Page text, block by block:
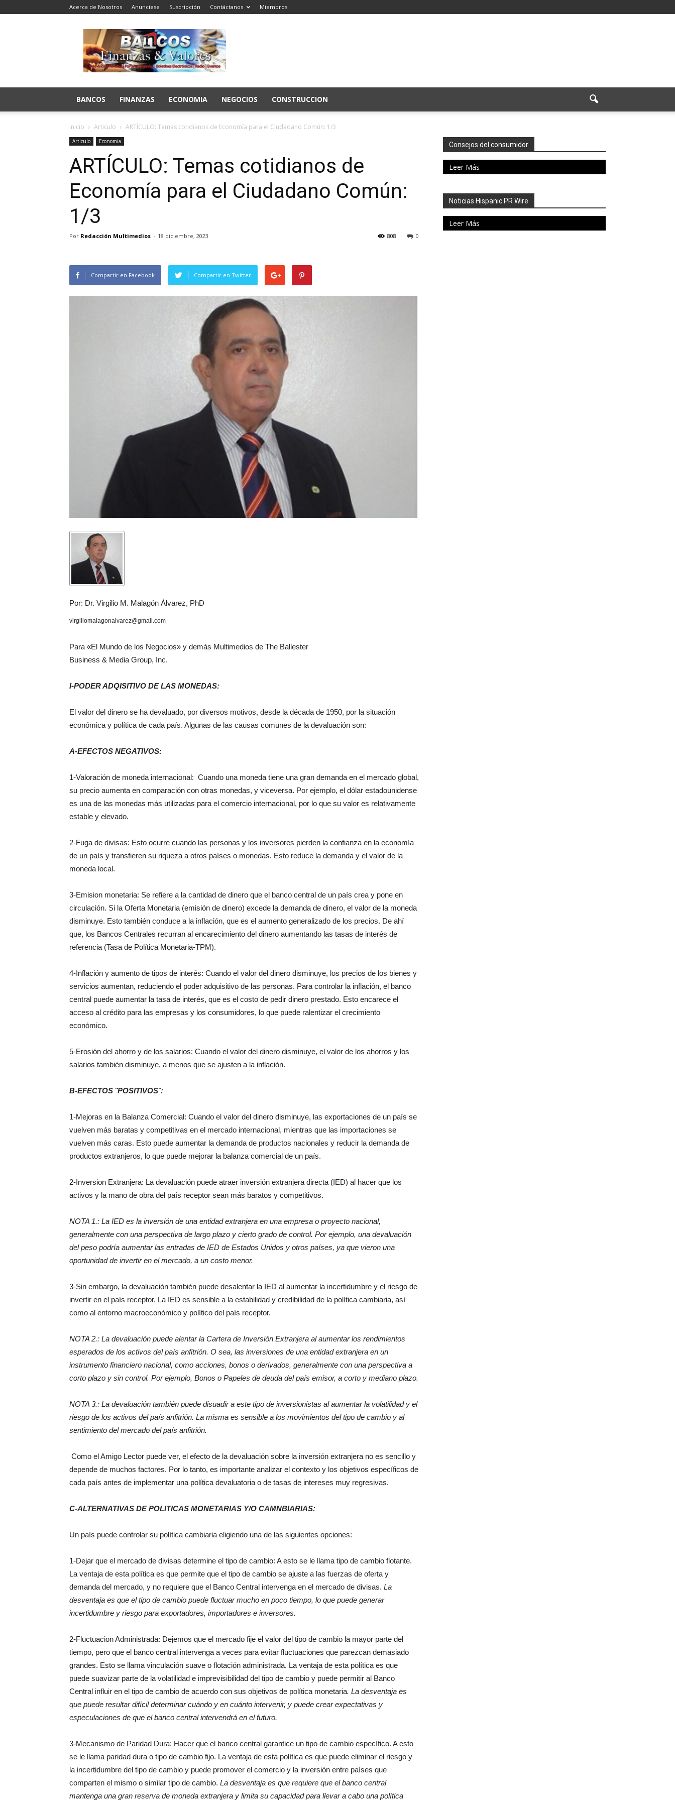
Acerca de Nosotros Anunciese Suscripción Contáctanos Miembros
Bancos
Finanzas
y
Valores
BANCOS FINANZAS ECONOMIA NEGOCIOS CONSTRUCCION
Inicio Articulo ARTÍCULO: Temas cotidianos de Economía para el Ciudadano Común: 1/3
Articulo Economia
ARTÍCULO: Temas cotidianos de
Economía para el Ciudadano Común:
1/3
Por Redacción Multimedios - 18 diciembre, 2023 0
808
Compartir en Facebook Compartir en Twitter
Por: Dr. Virgilio M. Malagón Álvarez, PhD
virgiliomalagonalvarez@gmail.com
Para «El Mundo de los Negocios» y demás Multimedios de The Ballester
Business & Media Group, Inc.
I-PODER ADQISITIVO DE LAS MONEDAS:
El valor del dinero se ha devaluado, por diversos motivos, desde la década de 1950, por la situación
económica y política de cada país. Algunas de las causas comunes de la devaluación son:
A-EFECTOS NEGATIVOS:
1-Valoración de moneda internacional: Cuando una moneda tiene una gran demanda en el mercado global,
su precio aumenta en comparación con otras monedas, y viceversa. Por ejemplo, el dólar estadounidense
es una de las monedas más utilizadas para el comercio internacional, por lo que su valor es relativamente
estable y elevado.
2-Fuga de divisas: Esto ocurre cuando las personas y los inversores pierden la confianza en la economía
de un país y transfieren su riqueza a otros países o monedas. Esto reduce la demanda y el valor de la
moneda local.
3-Emision monetaria: Se refiere a la cantidad de dinero que el banco central de un país crea y pone en
circulación. Si la Oferta Monetaria (emisión de dinero) excede la demanda de dinero, el valor de la moneda
disminuye. Esto también conduce a la inflación, que es el aumento generalizado de los precios. De ahí
que, los Bancos Centrales recurran al encarecimiento del dinero aumentando las tasas de interés de
referencia (Tasa de Política Monetaria-TPM).
4-Inflación y aumento de tipos de interés: Cuando el valor del dinero disminuye, los precios de los bienes y
servicios aumentan, reduciendo el poder adquisitivo de las personas. Para controlar la inflación, el banco
central puede aumentar la tasa de interés, que es el costo de pedir dinero prestado. Esto encarece el
acceso al crédito para las empresas y los consumidores, lo que puede ralentizar el crecimiento
económico.
5-Erosión del ahorro y de los salarios: Cuando el valor del dinero disminuye, el valor de los ahorros y los
salarios también disminuye, a menos que se ajusten a la inflación.
B-EFECTOS ¨POSITIVOS¨:
1-Mejoras en la Balanza Comercial: Cuando el valor del dinero disminuye, las exportaciones de un país se
vuelven más baratas y competitivas en el mercado internacional, mientras que las importaciones se
vuelven más caras. Esto puede aumentar la demanda de productos nacionales y reducir la demanda de
productos extranjeros, lo que puede mejorar la balanza comercial de un país.
2-Inversion Extranjera: La devaluación puede atraer inversión extranjera directa (IED) al hacer que los
activos y la mano de obra del país receptor sean más baratos y competitivos.
NOTA 1.: La IED es la inversión de una entidad extranjera en una empresa o proyecto nacional,
generalmente con una perspectiva de largo plazo y cierto grado de control. Por ejemplo, una devaluación
del peso podría aumentar las entradas de IED de Estados Unidos y otros países, ya que vieron una
oportunidad de invertir en el mercado, a un costo menor.
3-Sin embargo, la devaluación también puede desalentar la IED al aumentar la incertidumbre y el riesgo de
invertir en el país receptor. La IED es sensible a la estabilidad y credibilidad de la política cambiaria, así
como al entorno macroeconómico y político del país receptor.
NOTA 2.: La devaluación puede alentar la Cartera de Inversión Extranjera al aumentar los rendimientos
esperados de los activos del país anfitrión. O sea, las inversiones de una entidad extranjera en un
instrumento financiero nacional, como acciones, bonos o derivados, generalmente con una perspectiva a
corto plazo y sin control. Por ejemplo, Bonos o Papeles de deuda del país emisor, a corto y mediano plazo.
NOTA 3.: La devaluación también puede disuadir a este tipo de inversionistas al aumentar la volatilidad y el
riesgo de los activos del país anfitrión. La misma es sensible a los movimientos del tipo de cambio y al
sentimiento del mercado del país anfitrión.
​ Como el Amigo Lector puede ver, el efecto de la devaluación sobre la inversión extranjera no es sencillo y
depende de muchos factores. Por lo tanto, es importante analizar el contexto y los objetivos específicos de
cada país antes de implementar una política devaluatoria o de tasas de intereses muy regresivas.
C-ALTERNATIVAS DE POLITICAS MONETARIAS Y/O CAMNBIARIAS:
Un país puede controlar su política cambiaria eligiendo una de las siguientes opciones:
1-Dejar que el mercado de divisas determine el tipo de cambio: A esto se le llama tipo de cambio flotante.
La ventaja de esta política es que permite que el tipo de cambio se ajuste a las fuerzas de oferta y
demanda del mercado, y no requiere que el Banco Central intervenga en el mercado de divisas. La
desventaja es que el tipo de cambio puede fluctuar mucho en poco tiempo, lo que puede generar
incertidumbre y riesgo para exportadores, importadores e inversores.
2-Fluctuacion Administrada: Dejemos que el mercado fije el valor del tipo de cambio la mayor parte del
tiempo, pero que el banco central intervenga a veces para evitar fluctuaciones que parezcan demasiado
grandes. Esto se llama vinculación suave o flotación administrada. La ventaja de esta política es que
puede suavizar parte de la volatilidad e imprevisibilidad del tipo de cambio y puede permitir al Banco
Central influir en el tipo de cambio de acuerdo con sus objetivos de política monetaria. La desventaja es
que puede resultar difícil determinar cuándo y en cuánto intervenir, y puede crear expectativas y
especulaciones de que el banco central intervendrá en el futuro.
3-Mecanismo de Paridad Dura: Hacer que el banco central garantice un tipo de cambio específico. A esto
se le llama paridad dura o tipo de cambio fijo. La ventaja de esta política es que puede eliminar el riesgo y
la incertidumbre del tipo de cambio y puede promover el comercio y la inversión entre países que
comparten el mismo o similar tipo de cambio. La desventaja es que requiere que el banco central
mantenga una gran reserva de moneda extranjera y limita su capacidad para llevar a cabo una política
Consejos del consumidor
Leer Más
Noticias Hispanic PR Wire
Leer Más